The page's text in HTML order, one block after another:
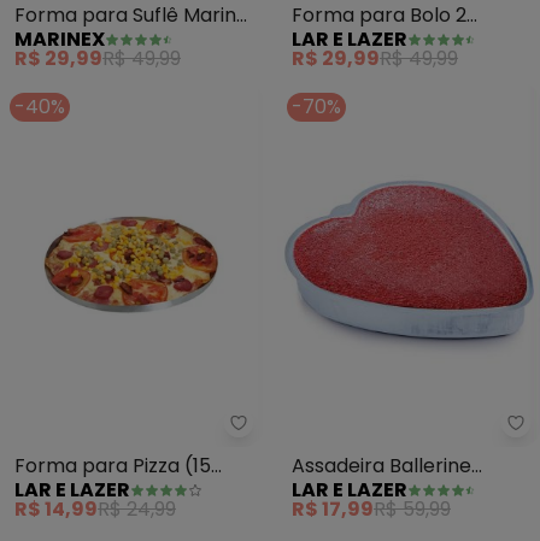
Forma para Suflê Marinex
(Vidro) 1,4 Litros
MARINEX
R$ 29,99R$ 49,99
Forma para Bolo 2
Andares 1 Peça
LAR E LAZER
R$ 29,99R$ 49,99
-40%
Lar e Lazer - Forma para Pizza
Forma para Pizza (15
Cm) 1 Peça
LAR E LAZER
R$ 14,99R$ 24,99
-70%
Assadeira Ballerine
Coração (Prata) Nº2
LAR E LAZER
R$ 17,99R$ 59,99